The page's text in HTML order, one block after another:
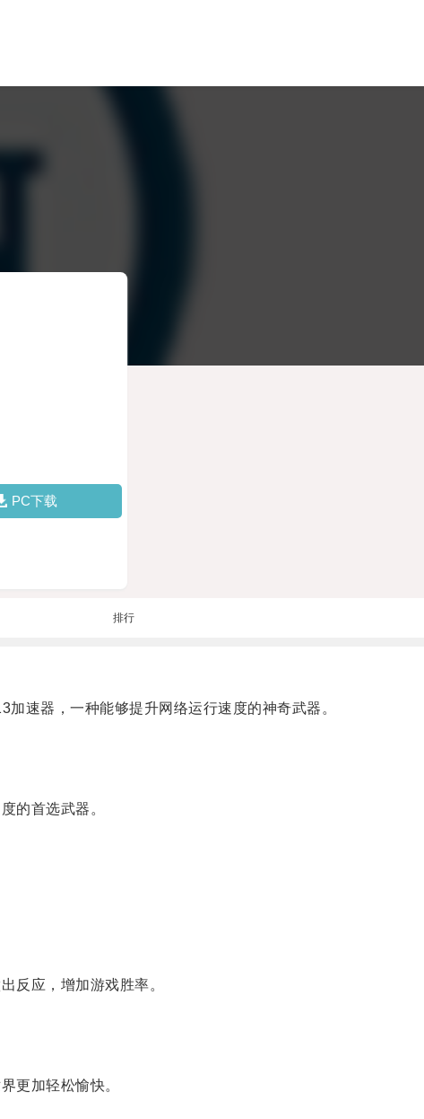
PC下载
排行
器，一种能够提升网络运行速度的神奇武器。
的首选武器。
反应，增加游戏胜率。
更加轻松愉快。